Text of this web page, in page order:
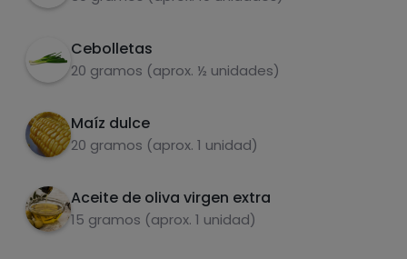
Cebolletas
20 gramos (aprox. ½ unidades)
Maíz dulce
20 gramos (aprox. 1 unidad)
Aceite de oliva virgen extra
15 gramos (aprox. 1 unidad)
Hazte PLUS para ver la información nutricional